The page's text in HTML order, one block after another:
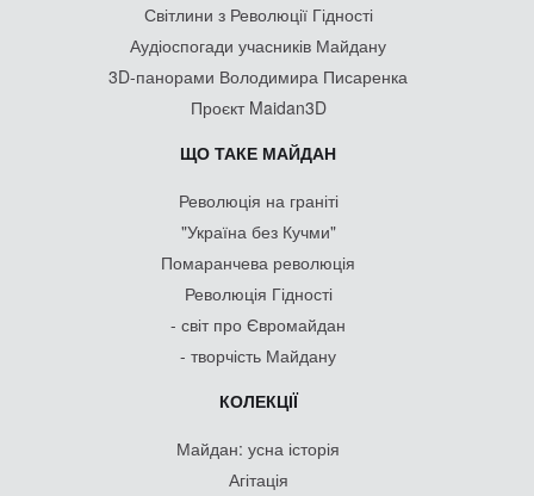
Світлини з Революції Гідності
Аудіоспогади учасників Майдану
3D-панорами Володимира Писаренка
Проєкт Maidan3D
ЩО ТАКЕ МАЙДАН
Революція на граніті
"Україна без Кучми"
Помаранчева революція
Революція Гідності
- світ про Євромайдан
- творчість Майдану
КОЛЕКЦІЇ
Майдан: усна історія
Агітація